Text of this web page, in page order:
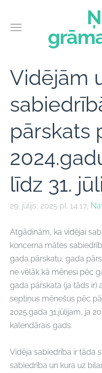
Vidējām
pārskats
līdz 31.
29. jūlijs, 2025 pl. 14:17,
Atgādinām, ka vidējai
koncerna mātes
gada pārskatu, gada
ne vēlāk kā mēnesi pēc
gada pārskata (ja tāds ir)
septiņus mēnešus pēc
2025.gada 31.jūlijam, ja
kalendārais gads.
Vidēja sabiedrība ir tāda
sabiedrība un kura uz